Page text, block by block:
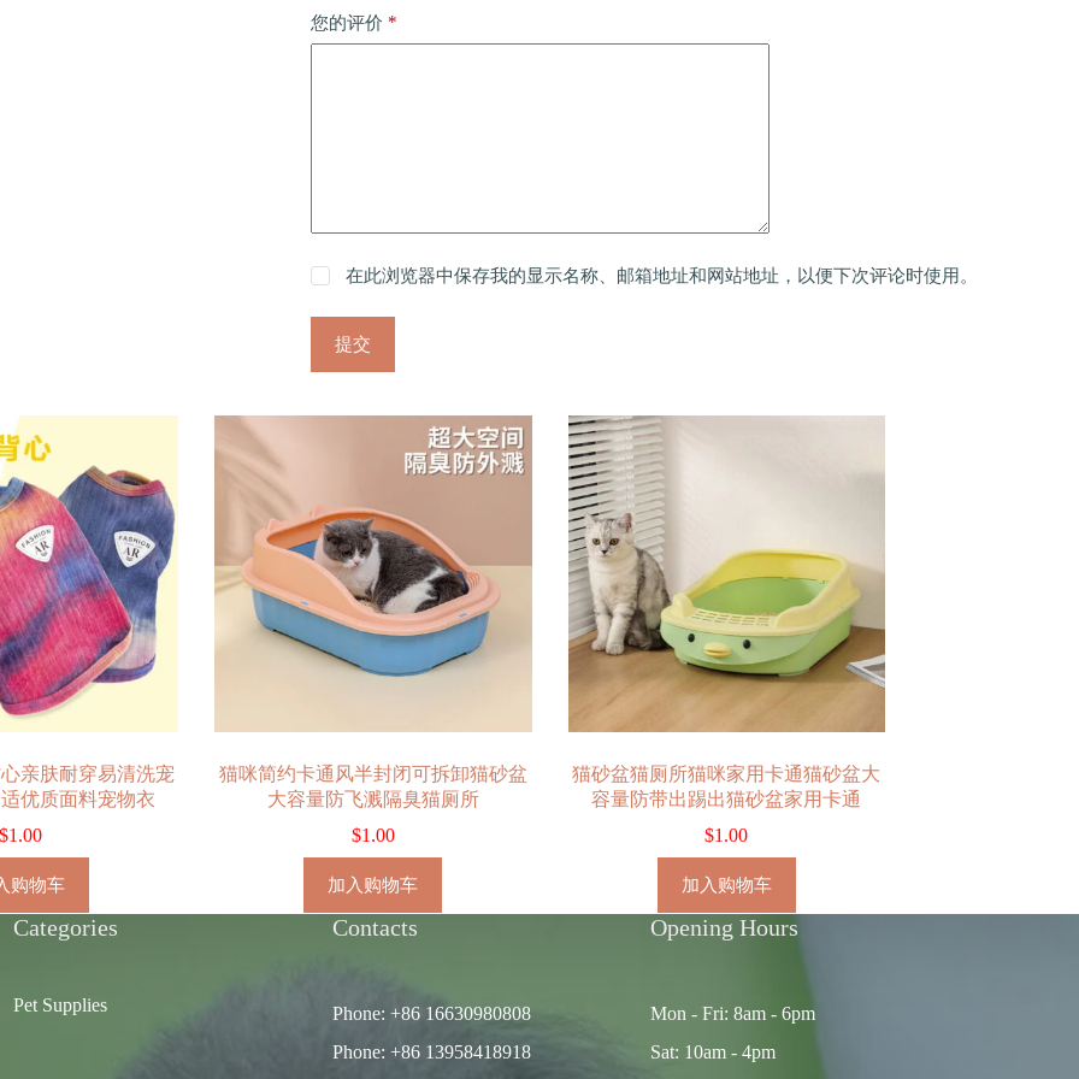
您的评价 *
在此浏览器中保存我的显示名称、邮箱地址和网站地址，以便下次评论时使用。
提交
亲肤耐穿易清洗宠
优质面料宠物衣
1.00
购物车
猫咪简约卡通风半封闭可拆卸猫砂盆
大容量防飞溅隔臭猫厕所
$1.00
加入购物车
猫砂盆猫厕所猫咪家用卡通猫砂盆大
容量防带出踢出猫砂盆家用卡通
$1.00
加入购物车
Categories
Pet Supplies
Contacts
Phone: +86 16630980808
Phone: +86 13958418918
Opening Hours
Mon - Fri: 8am - 6pm
Sat: 10am - 4pm